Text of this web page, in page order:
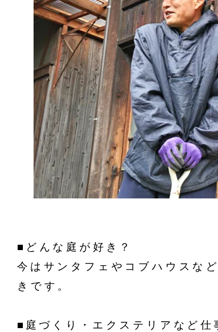
■どんな庭が好き？
今はサンタフェやコブハウスな
きです。
■庭づくり・エクステリアなど